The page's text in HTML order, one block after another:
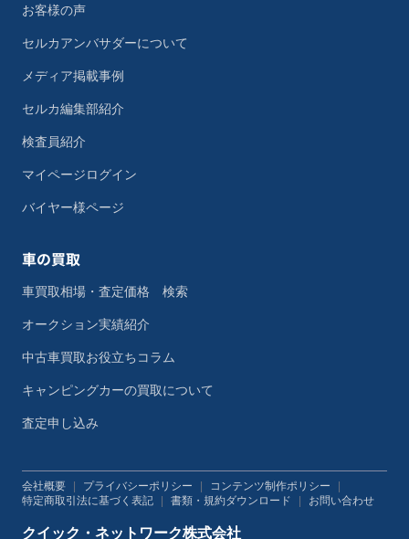
お客様の声
セルカアンバサダーについて
メディア掲載事例
セルカ編集部紹介
検査員紹介
マイページログイン
バイヤー様ページ
車の買取
車買取相場・査定価格 検索
オークション実績紹介
中古車買取お役立ちコラム
キャンピングカーの買取について
査定申し込み
会社概要 プライバシーポリシー コンテンツ制作ポリシー
特定商取引法に基づく表記
書類・規約ダウンロード お問い合わせ
クイック・ネットワーク株式会社